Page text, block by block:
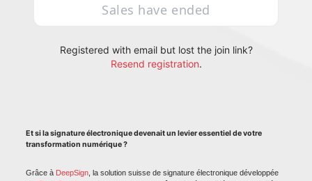
Sales have ended
Registered with email but lost the join link?
Resend registration.
Et si la signature électronique devenait un levier essentiel de votre
transformation numérique ?
Grâce à DeepSign , la solution suisse de signature électronique développée